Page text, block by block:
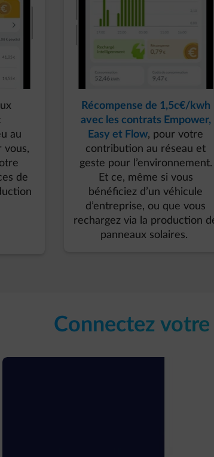
au
vous,
de
Récompense de 1,5c€/kwh
avec les contrats Empower,
Easy et Flow, pour votre
contribution au réseau​ et
geste pour l’environnement.
Et ce, même si vous
bénéficiez d’un véhicule
d’entreprise, ou que vous
rechargez via la production
panneaux solaires. ​
Connectez